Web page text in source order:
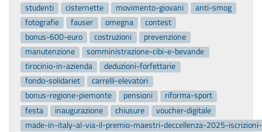
bonus-600-euro
costruzioni
prevenzione
manutenzione
somministrazione-cibi-e-bevande
tirocinio-in-azienda
deduzioni-forfettarie
fondo-solidariet
carrelli-elevatori
bonus-regione-piemonte
pensioni
riforma-sport
festa
inaugurazione chiusure
made-in-italy-al-via-il-premio-maestri-deccellenza-2025-
apprendistato
sostenibilit
corsi-sicurezza
transizione-ecologica
ristoranti ordinanza
premio